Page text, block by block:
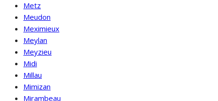
Metz
Meudon
Meximieux
Meylan
Meyzieu
Midi
Millau
Mimizan
Mirambeau